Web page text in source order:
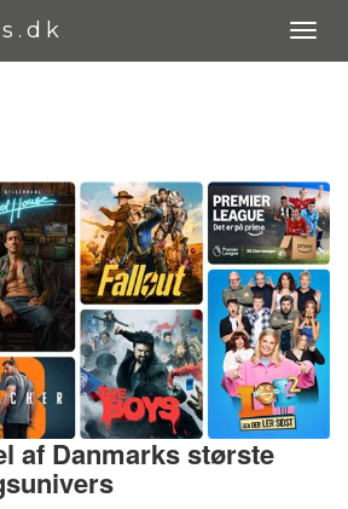
af Danmarks største